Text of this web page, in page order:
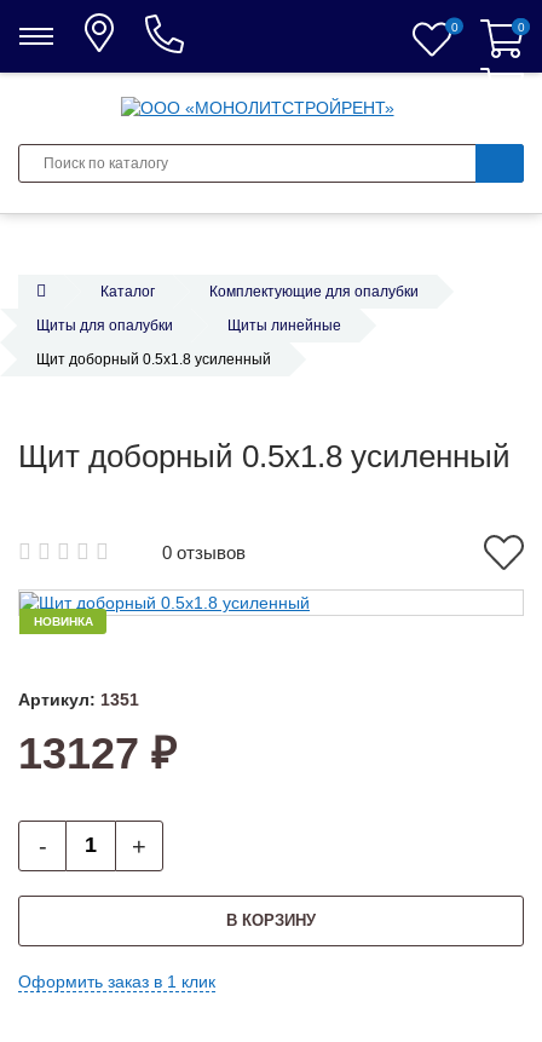
0 0
0
Каталог
Комплектующие для опалубки
Щиты для опалубки
Щиты линейные
Щит доборный 0.5х1.8 усиленный
Щит доборный 0.5х1.8 усиленный
0 отзывов
НОВИНКА
Артикул: 1351
13127 ₽
- +
В КОРЗИНУ
Оформить заказ в 1 клик